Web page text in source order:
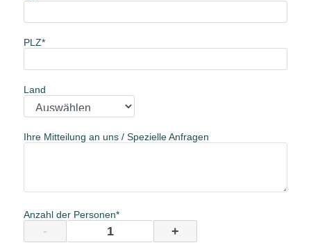
PLZ
Land
Ihre Mitteilung an uns / Spezielle Anfragen
Anzahl der Personen
- +